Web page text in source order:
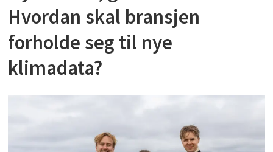
Hvordan skal bransjen
forholde seg til nye
klimadata?